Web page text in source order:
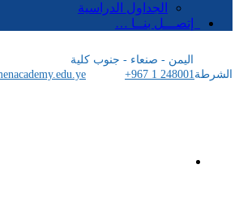
الجداول الدراسية
إتصـــل بنــا …
اليمن - صنعاء - جنوب كلية
الشرطة+967 1 248001